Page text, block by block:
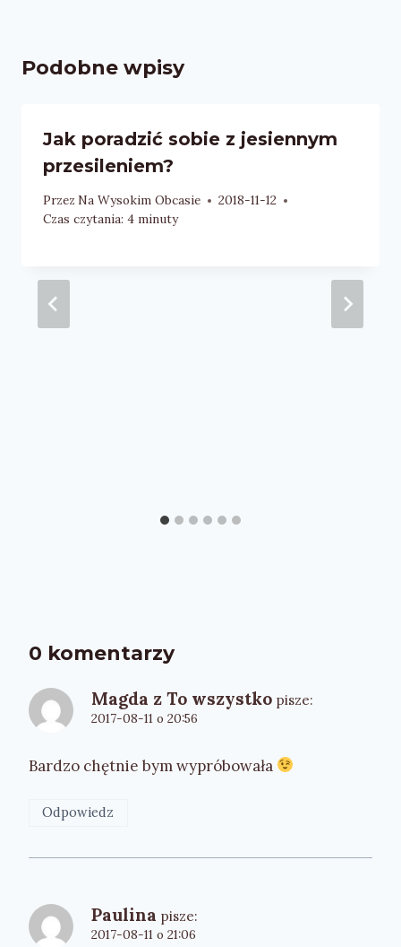
Podobne wpisy
Jak poradzić sobie z jesiennym
przesileniem?
Przez Na Wysokim Obcasie
2018-11-12
Czas czytania: 4 minuty
0 komentarzy
Magda z To wszystko pisze:
2017-08-11 o 20:56
Bardzo chętnie bym wypróbowała
Odpowiedz
Paulina pisze:
2017-08-11 o 21:06